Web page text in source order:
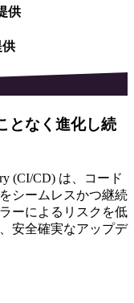
供
供
となく進化し続
(CI/CD) は、コード
シームレスかつ継続
ーによるリスクを低
安全確実なアップデ